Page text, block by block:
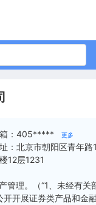
： 405***** 更多
： 北京市朝阳区青年路
12层1231
管理。（“1、未经有关
开展证券类产品和金